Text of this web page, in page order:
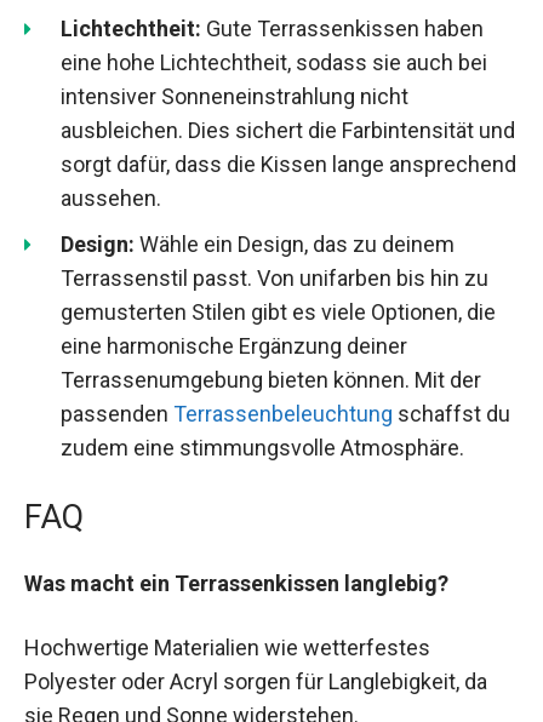
Lichtechtheit: Gute Terrassenkissen haben
eine hohe Lichtechtheit, sodass sie auch bei
intensiver Sonneneinstrahlung nicht
ausbleichen. Dies sichert die Farbintensität und
sorgt dafür, dass die Kissen lange ansprechend
aussehen.
Design: Wähle ein Design, das zu deinem
Terrassenstil passt. Von unifarben bis hin zu
gemusterten Stilen gibt es viele Optionen, die
eine harmonische Ergänzung deiner
Terrassenumgebung bieten können. Mit der
passenden Terrassenbeleuchtung schaffst du
zudem eine stimmungsvolle Atmosphäre.
FAQ
Was macht ein Terrassenkissen langlebig?
Hochwertige Materialien wie wetterfestes
Polyester oder Acryl sorgen für Langlebigkeit, da
sie Regen und Sonne widerstehen.